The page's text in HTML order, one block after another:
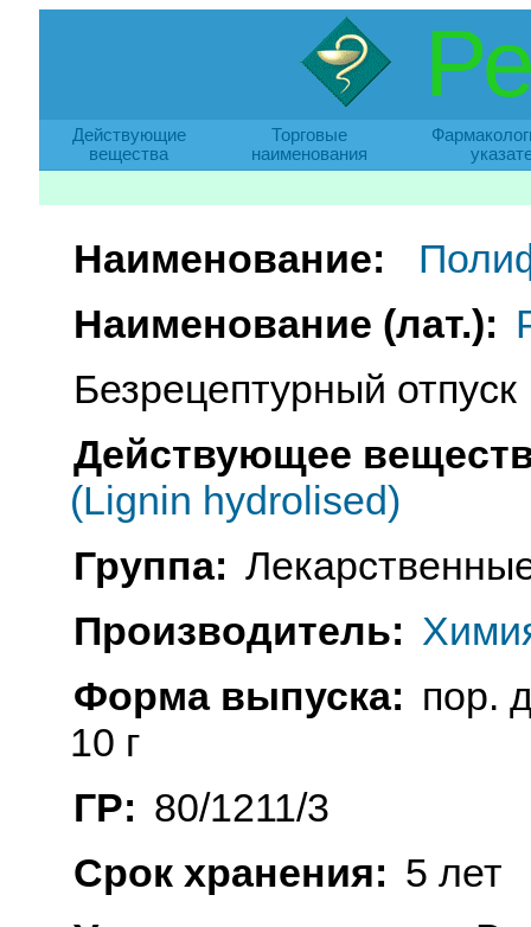
Действующие
вещества
Торговые
наименования
Наименование:
Наименование (лат.):
Безрецептурный отпуск
Действующее
(Lignin hydrolised)
Группа:
Производитель:
Форма выпуска: пор.
10 г
ГР: 80/1211/3
Срок хранения: 5 лет